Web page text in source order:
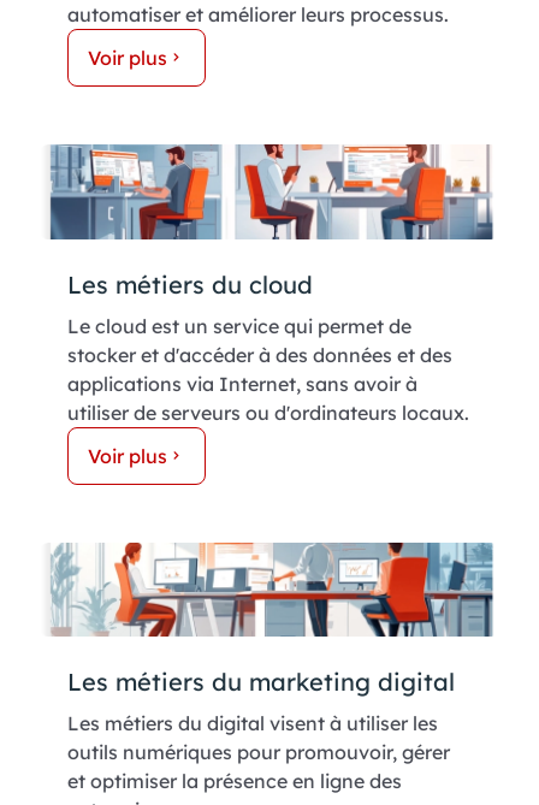
automatiser et améliorer leurs processus.
Voir plus
Les métiers du cloud
Le cloud est un service qui permet de
stocker et d'accéder à des données et des
applications via Internet, sans avoir à
utiliser de serveurs ou d'ordinateurs locaux.
Voir plus
Les métiers du marketing digital
Les métiers du digital visent à utiliser les
outils numériques pour promouvoir, gérer
et optimiser la présence en ligne des